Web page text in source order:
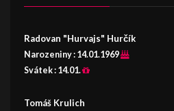
Radovan "Hurvajs" Hurčík
Narozeniny : 14.01.1969
Svátek : 14.01.
Tomáš Krulich